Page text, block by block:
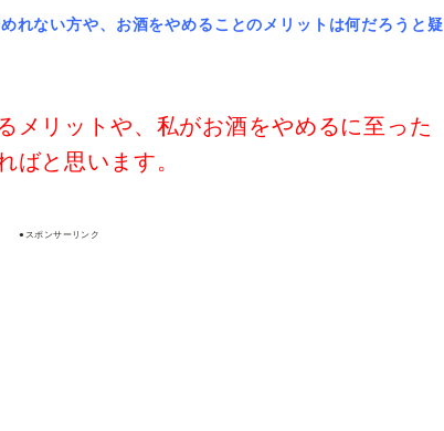
れない方や、お酒をやめることのメリットは何だろうと疑
メリットや、私がお酒をやめるに至った
ばと思います。
●スポンサーリンク